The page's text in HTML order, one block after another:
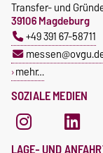
SOZIALE MEDIEN
Transfer- und
39106 Magdeburg
+49 391 67-58711
mehr…